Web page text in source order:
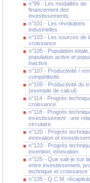
n°99 - Les modalités de
financement des
investissements.
n°101 - Les révolutions
industrielles
n°103 - Les sources de
croissance
n°105 - Population totale,
population active et
inactive.
n°107 - Productivité /
compétitivité.
n°109 - Productivité du
(exemple de calcul)
n°114 - Progrès
croissance.
n°118 - Progrès
investissement : une
circulaire.
n°120 - Progrès
innovation et
n°123 - Progrès
invention, innovation.
n°125 - Que sait-je sur
entre investissement,
technique et croissance
n°135 - Q.C.M.